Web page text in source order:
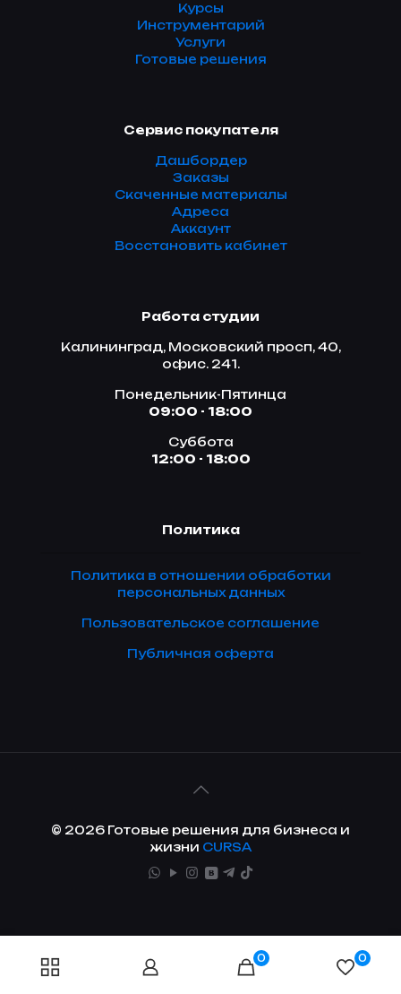
Курсы
Инструментарий
Услуги
Готовые решения
Сервис покупателя
Дашбордер
Заказы
Скаченные материалы
Адреса
Аккаунт
Восстановить кабинет
Работа студии
Калининград, Московский просп, 40,
офис. 241.
Понедельник-Пятинца
09:00 - 18:00
Суббота
12:00 - 18:00
Политика
Политика в отношении обработки
персональных данных
Пользовательское соглашение
Публичная оферта
© 2026 Готовые решения для бизнеса и
жизни CURSA
0 0